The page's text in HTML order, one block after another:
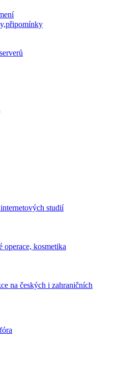
studií
kosmetika
na českých i zahraničních